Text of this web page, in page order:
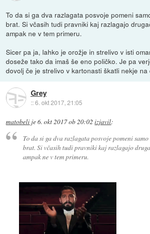
To da si ga dva razlagata posvoje pomeni
brat. Si včasih tudi pravniki kaj razlagajo
ampak ne v tem primeru.
Sicer pa ja, lahko je orožje in strelivo v isti
doseže tako da imaš še eno poličko. Je pa
dovolj če je strelivo v kartonasti škatli nekje na
Grey
::6. okt 2017, 21:05
matobeli je6. okt 2017 ob 20:02 izjavil:
To da si ga dva razlagata posvoje pomeni
brat. Si včasih tudi pravniki kaj razlagajo
ampak ne v tem primeru.